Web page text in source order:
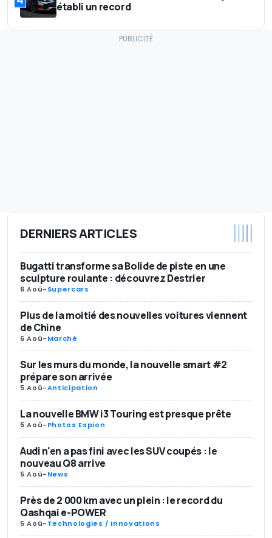
établi un record
DERNIERS ARTICLES
Bugatti transforme sa Bolide de piste en une
sculpture roulante : découvrez Destrier
6 Aoû-Supercars
Plus de la moitié des nouvelles voitures viennent
de Chine
6 Aoû-Marché
Sur les murs du monde, la nouvelle smart #2
prépare son arrivée
5 Aoû-Anticipation
La nouvelle BMW i3 Touring est presque prête
5 Aoû-Photos Espion
Audi n'en a pas fini avec les SUV coupés : le
nouveau Q8 arrive
5 Aoû-News
Près de 2 000 km avec un plein : le record du
Qashqai e-POWER
5 Aoû-Technologies / Innovations